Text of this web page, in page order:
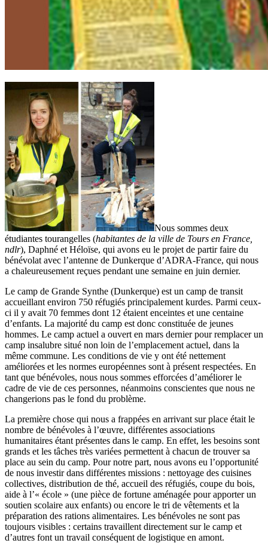
Nous sommes deux
étudiantes tourangelles (habitantes de la ville de Tours en France,
ndlr), Daphné et Héloïse, qui avons eu le projet de partir faire du
bénévolat avec l’antenne de Dunkerque d’ADRA-France, qui nous
a chaleureusement reçues pendant une semaine en juin dernier.
Le camp de Grande Synthe (Dunkerque) est un camp de transit
accueillant environ 750 réfugiés principalement kurdes. Parmi ceux-
ci il y avait 70 femmes dont 12 étaient enceintes et une centaine
d’enfants. La majorité du camp est donc constituée de jeunes
hommes. Le camp actuel a ouvert en mars dernier pour remplacer un
camp insalubre situé non loin de l’emplacement actuel, dans la
même commune. Les conditions de vie y ont été nettement
améliorées et les normes européennes sont à présent respectées. En
tant que bénévoles, nous nous sommes efforcées d’améliorer le
cadre de vie de ces personnes, néanmoins conscientes que nous ne
changerions pas le fond du problème.
La première chose qui nous a frappées en arrivant sur place était le
nombre de bénévoles à l’œuvre, différentes associations
humanitaires étant présentes dans le camp. En effet, les besoins sont
grands et les tâches très variées permettent à chacun de trouver sa
place au sein du camp. Pour notre part, nous avons eu l’opportunité
de nous investir dans différentes missions : nettoyage des cuisines
collectives, distribution de thé, accueil des réfugiés, coupe du bois,
aide à l’« école » (une pièce de fortune aménagée pour apporter un
soutien scolaire aux enfants) ou encore le tri de vêtements et la
préparation des rations alimentaires. Les bénévoles ne sont pas
toujours visibles : certains travaillent directement sur le camp et
d’autres font un travail conséquent de logistique en amont.